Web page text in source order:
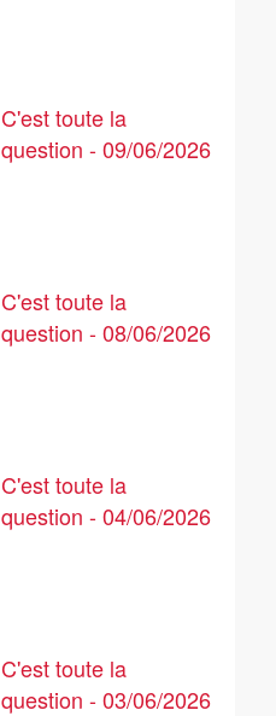
C'est toute la
question - 09/06/2026
C'est toute la
question - 08/06/2026
C'est toute la
question - 04/06/2026
C'est toute la
question - 03/06/2026